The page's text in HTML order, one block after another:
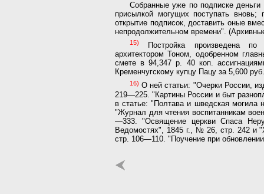
Собранные уже по подписке
присылкой могущих поступать вновь;
открытие подписок, доставить оные
непродолжительном времени".
15)
Постройка произведена по
архитектором Тоном, одобренном
смете в 94,347 р. 40 коп.
Кременчугскому купцу Пацу за 5,600 руб.
16) О ней статьи: "Очерки России,
219—225. "Картины России и быт
в статье: "Полтава и шведская
"Журнал для чтения воспитанникам
—333. "Освящение церкви Спаса
Ведомостях", 1845 г., № 26, стр. 242 и
стр. 106—110. "Поучение при